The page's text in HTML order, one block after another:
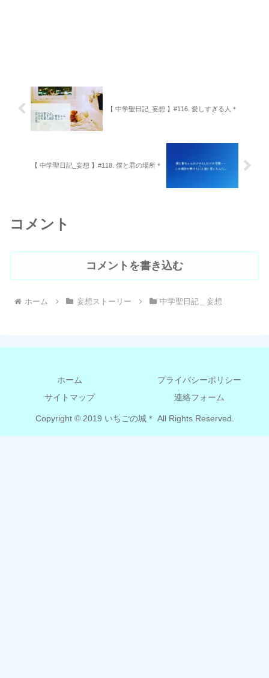
【 中学聖日記_妄想 】#116. 愛しすぎる人＊
【 中学聖日記_妄想 】#118. 僕と君の場所＊
コメント
コメントを書き込む
ホーム 妄想ストーリー 中学聖日記＿妄想
ホーム
プライバシーポリシー
サイトマップ
連絡フォーム
Copyright © 2019 いちごの城＊ All Rights Reserved.